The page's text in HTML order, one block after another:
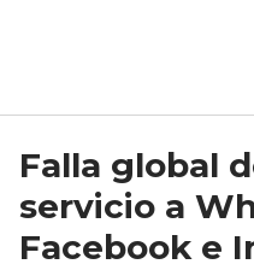
Falla global
servicio a
Facebook e